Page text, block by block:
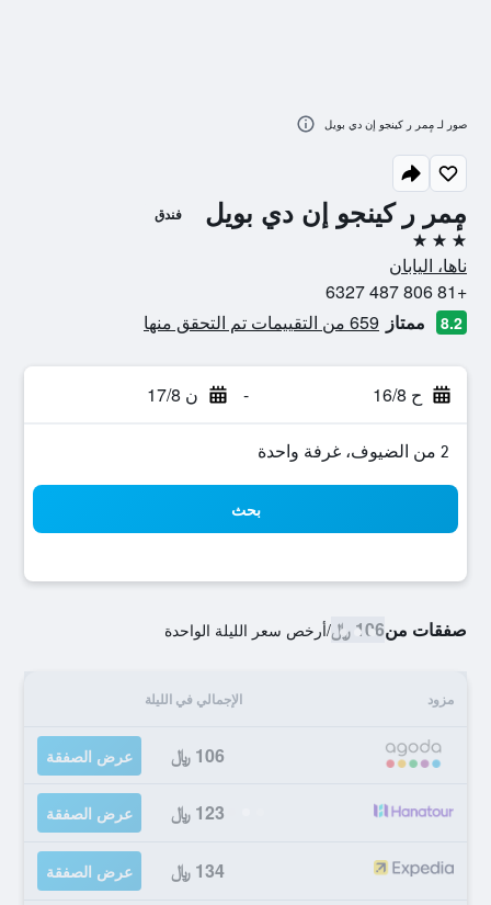
مٕمر ر كينجو إن دي بويل فندق
3 نجوم
ناها، اليابان
+81 806 487 6327
8.2 ممتاز 659 من التقييمات تم التحقق منها
ح 16/8 - ن 17/8
2 من الضيوف، غرفة واحدة
بحث
صفقات من106 ﷼ /أرخص سعر الليلة الواحدة
مزود الإجمالي في الليلة
106 ﷼ عرض الصفقة
123 ﷼ عرض الصفقة
134 ﷼ عرض الصفقة
صور لـ مٕمر ر كينجو إن دي بويل